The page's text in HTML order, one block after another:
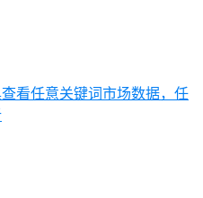
看任意关键词市场数据，任